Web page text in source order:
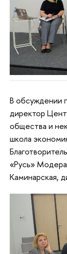
В обсуждении
директор
общества и
школа
«Русь»
Каминарская,